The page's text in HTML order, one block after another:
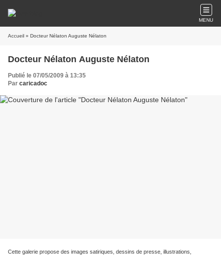
MENU
Accueil » Docteur Nélaton Auguste Nélaton
Docteur Nélaton Auguste Nélaton
Publié le 07/05/2009 à 13:35
Par caricadoc
Cette galerie propose des images satiriques, dessins de presse, illustrations,